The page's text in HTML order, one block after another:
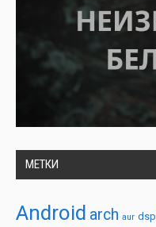
МЕТКИ
Android arch aur dsp